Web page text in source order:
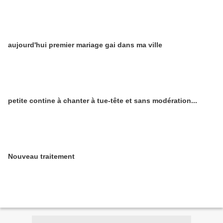
aujourd'hui premier mariage gai dans ma ville
petite contine à chanter à tue-tête et sans modération...
Nouveau traitement